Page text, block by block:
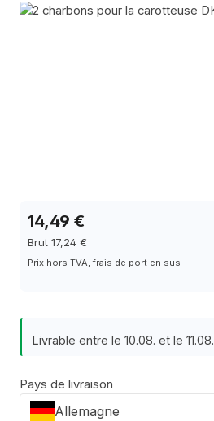
Sauter la galerie d'images
14,49 €
Brut 17,24 €
Prix hors TVA, frais de port en sus
Livrable entre le 10.08. et le 11.08.
Pays de livraison
Allemagne